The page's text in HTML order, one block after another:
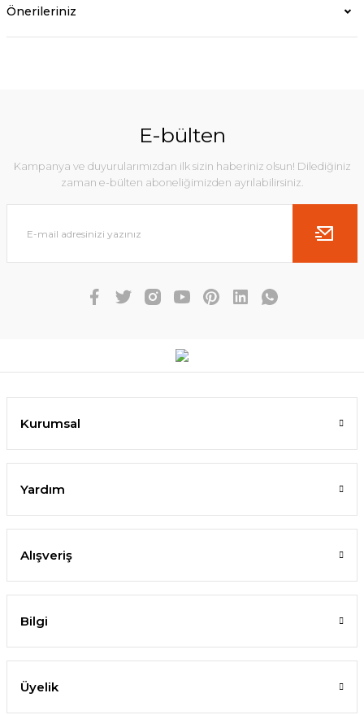
Önerileriniz
E-bülten
Kampanya ve duyurularımızdan ilk sizin haberiniz olsun! Dilediğiniz
zaman e-bülten aboneliğimizden ayrılabilirsiniz.
Kurumsal
Yardım
Alışveriş
Bilgi
Üyelik